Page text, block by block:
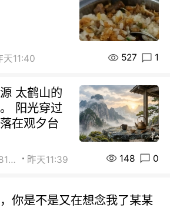
天11:40 527 1
太鹤山的
阳光穿过
在观夕台
街友74981146 昨天11:39 148 0
你是不是又在想念我了某某